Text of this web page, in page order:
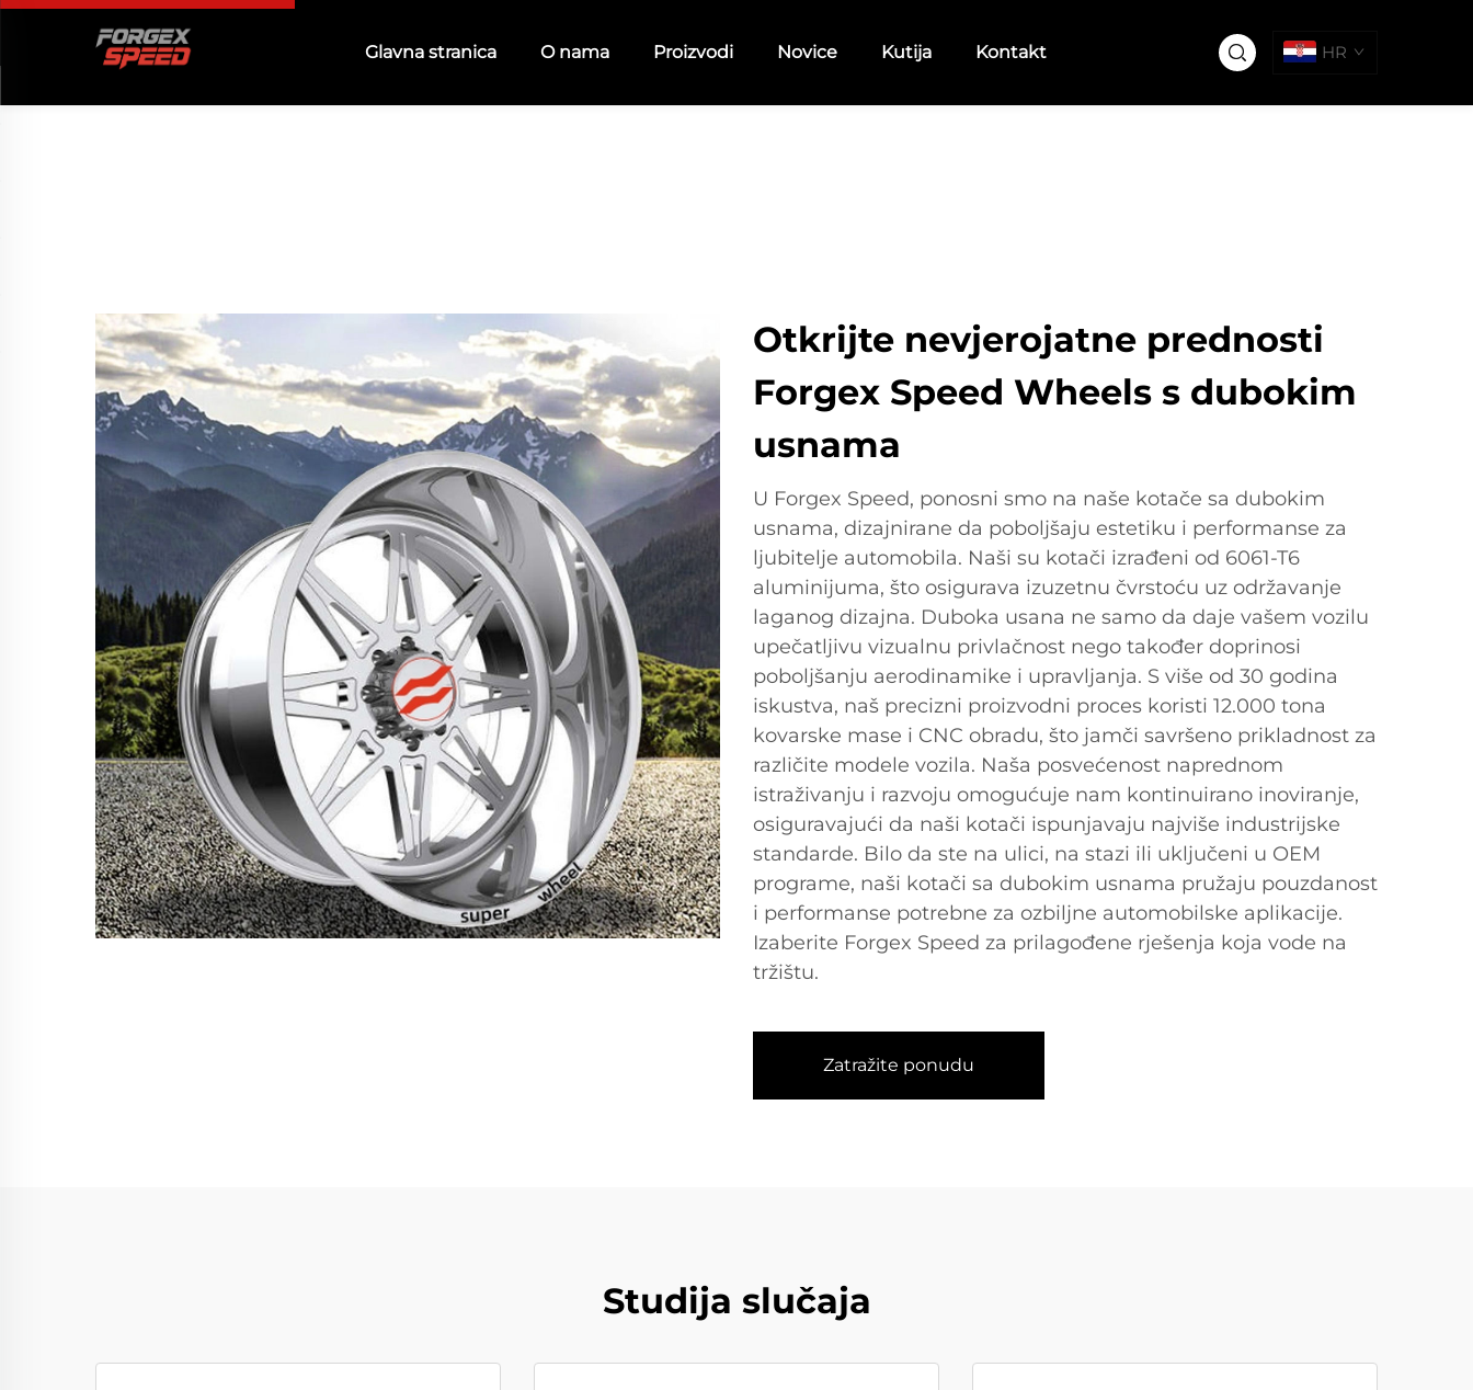
Glavna stranica O nama Proizvodi Novice Kutija Kontakt HR
Otkrijte nevjerojatne prednosti
Forgex Speed Wheels s dubokim
usnama
U Forgex Speed, ponosni smo na naše kotače sa dubokim
usnama, dizajnirane da poboljšaju estetiku i performanse za
ljubitelje automobila. Naši su kotači izrađeni od 6061-T6
aluminijuma, što osigurava izuzetnu čvrstoću uz održavanje
laganog dizajna. Duboka usana ne samo da daje vašem vozilu
upečatljivu vizualnu privlačnost nego također doprinosi
poboljšanju aerodinamike i upravljanja. S više od 30 godina
iskustva, naš precizni proizvodni proces koristi 12.000 tona
kovarske mase i CNC obradu, što jamči savršeno prikladnost za
različite modele vozila. Naša posvećenost naprednom
istraživanju i razvoju omogućuje nam kontinuirano inoviranje,
osiguravajući da naši kotači ispunjavaju najviše industrijske
standarde. Bilo da ste na ulici, na stazi ili uključeni u OEM
programe, naši kotači sa dubokim usnama pružaju pouzdanost
i performanse potrebne za ozbiljne automobilske aplikacije.
Izaberite Forgex Speed za prilagođene rješenja koja vode na
tržištu.
Zatražite ponudu
Studija slučaja